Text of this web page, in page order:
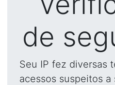
de
Seu IP fez diversas
acessos suspeitos